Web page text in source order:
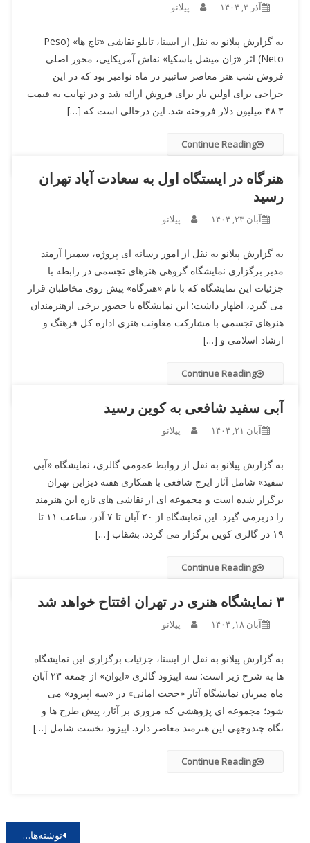
آذر ۳, ۱۴۰۴ پیلانو
به گزارش پیلانو به نقل از ایسنا، تابلو نقاشی «تاج ها» (Peso
Neto) اثر «ژان میشل باسکیا» نقاش آمریکایی، محور اصلی
فروش شب هنر معاصر ساتبیز در ماه نوامبر بود که در این
حراجی برای اولین بار برای فروش ارائه شد و در نهایت به قیمت
۴۸.۳ میلیون دلار فروخته شد. این درحالی است که […]
Continue Reading
هنرگاه در ایستگاه اول به سعادت آباد تهران
رسید
آبان ۲۳, ۱۴۰۴ پیلانو
به گزارش پیلانو به نقل از امور رسانه ای پروژه، سمیرا آرمند
مدیر برگزاری نمایشگاه گروهی هنرهای تجسمی در رابطه با
جزئیات این نمایشگاه که با نام «هنرگاه» پیش روی مخاطبان قرار
می گیرد، اظهار داشت: این نمایشگاه با حضور برخی ازهنرمندان
هنرهای تجسمی با مشارکت معاونت هنری اداره کل فرهنگ و
ارشاد اسلامی و […]
Continue Reading
آبی سفید شافعی به کوین رسید
آبان ۲۱, ۱۴۰۴ پیلانو
به گزارش پیلانو به نقل از روابط عمومی گالری، نمایشگاه «آبی
سفید» شامل آثار ایرج شافعی با همکاری هفته دیزاین تهران
برگزار شده است و مجموعه ای از نقاشی های تازه این هنرمند
را دربرمی گیرد. این نمایشگاه از ۲۰ آبان تا ۷ آذر، ساعت ۱۱ تا
۱۹ در گالری کوین برگزار می گردد. بشقاب […]
Continue Reading
۳ نمایشگاه هنری در تهران افتتاح خواهد شد
آبان ۱۸, ۱۴۰۴ پیلانو
به گزارش پیلانو به نقل از ایسنا، جزئیات برگزاری این نمایشگاه
ها به شرح زیر است: سه اپیزود گالری «ایوان» از جمعه ۲۳ آبان
ماه میزبان نمایشگاه آثار «حجت امانی» در «سه اپیزود» می
شود؛ مجموعه ای پژوهشی که مروری بر آثار، پیش طرح ها و
نگاه چندوجهی این هنرمند معاصر دارد. اپیزود نخست شامل […]
Continue Reading
نوشته‌های کهنه‌تر